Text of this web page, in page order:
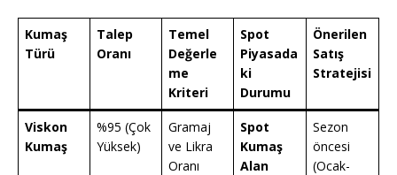
Kumaş
Türü
Talep
Oranı
Temel
Değerle
me
Kriteri
Spot
Piyasada
ki
Durumu
Önerilen
Satış
Stratejisi
Viskon
Kumaş
%95 (Çok
Yüksek)
Gramaj
ve Likra
Oranı
Spot
Kumaş
Alan
Sezon
öncesi
(Ocak-